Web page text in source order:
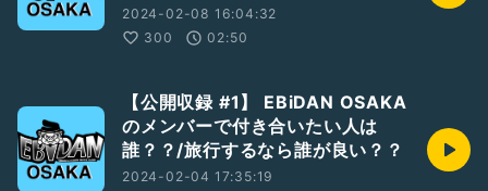
2024-02-08 16:04:32
300
02:50
【公開収録 #1】 EBiDAN OSAKA
のメンバーで付き合いたい人は
誰？？/旅行するなら誰が良い？？
2024-02-04 17:35:19